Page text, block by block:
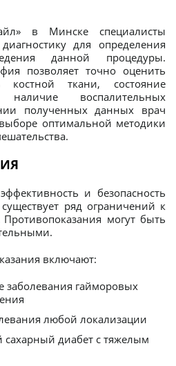
в Минске специалисты
для определения
данной процедуры.
позволяет точно оценить
ткани, состояние
воспалительных
полученных данных врач
оптимальной методики
и безопасность
ряд ограничений к
могут быть
включают:
заболевания гайморовых
любой локализации
диабет с тяжелым